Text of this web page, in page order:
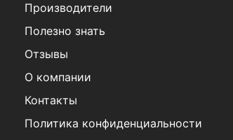
Производители
Полезно знать
Отзывы
О компании
Контакты
Политика конфиденциальности